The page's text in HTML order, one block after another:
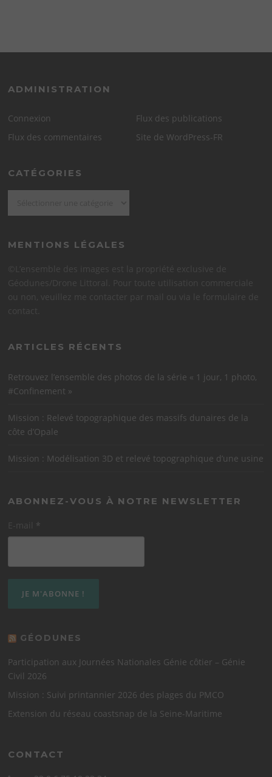
ADMINISTRATION
Connexion
Flux des publications
Flux des commentaires
Site de WordPress-FR
CATÉGORIES
MENTIONS LÉGALES
©L’ensemble des images est la propriété exclusive de
Géodunes/Drone Littoral. Pour toute utilisation commerciale
ou non, veuillez me contacter par mail ou via le formulaire de
contact.
ARTICLES RÉCENTS
Retrouvez l’ensemble des photos de la série « 1 jour, 1 photo,
#Confinement »
Mission : Relevé topographique des massifs dunaires de la
côte d’Opale
Mission : Modélisation 3D et relevé topographique d’une usine
ABONNEZ-VOUS À NOTRE NEWSLETTER
E-mail *
GÉODUNES
Participation aux Journées Nationales Génie côtier – Génie
Civil 2026
Mission : Suivi printannier 2026 des plages du PMCO
Extension du réseau coastsnap de la Seine-Maritime
CONTACT